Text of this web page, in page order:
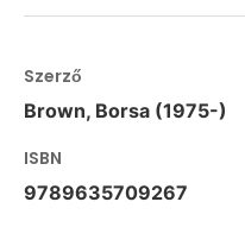
Szerző
Brown, Borsa (1975-)
ISBN
9789635709267